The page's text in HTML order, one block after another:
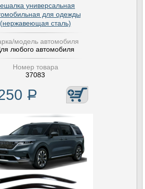
универсальная
для одежды
(нержавеющая сталь)
модель автомобиля
любого автомобиля
Номер товара
37083
Р